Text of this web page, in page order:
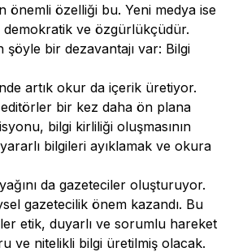
önemli özelliği bu. Yeni medya ise
ve özgürlükçüdür.
bir dezavantajı var: Bilgi
artık okur da içerik üretiyor.
bir kez daha ön plana
bilgi kirliliği oluşmasının
bilgileri ayıklamak ve okura
da gazeteciler oluşturuyor.
gazetecilik önem kazandı. Bu
etik, duyarlı ve sorumlu hareket
ve nitelikli bilgi üretilmiş olacak.